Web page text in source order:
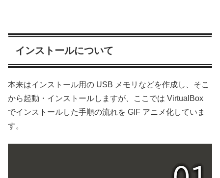
インストールについて
本来はインストール用の USB メモリなどを作成し、そこ
から起動・インストールしますが、ここでは VirtualBox
でインストールした手順の流れを GIF アニメ化していま
す。